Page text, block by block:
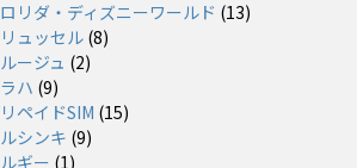
リダ・ディズニーワールド (13)
ュッセル (8)
ージュ (2)
ハ (9)
ペイドSIM (15)
シンキ (9)
ギー (1)